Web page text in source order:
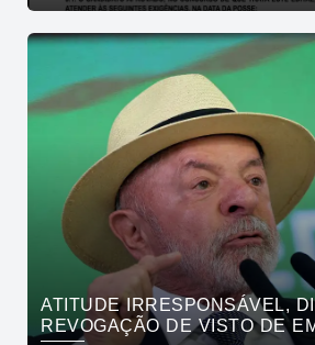
DE DOCUMENTOS
ATITUDE IRRESPONSÁVEL,
REVOGAÇÃO DE VISTO DE